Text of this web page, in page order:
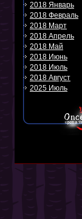
2018 Январь
2018 Февраль
2018 Март
2018 Апрель
2018 Май
2018 Июнь
2018 Июль
2018 Август
2025 Июль